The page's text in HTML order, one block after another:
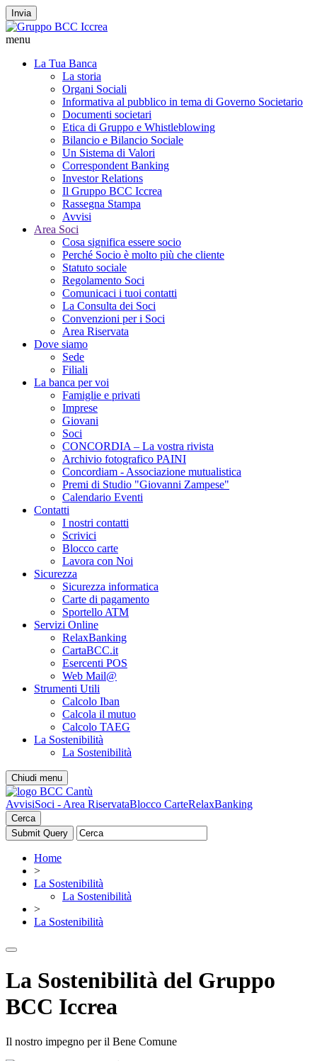
Invia
menu
La Tua Banca
La storia
Organi Sociali
Informativa al pubblico in tema di Governo Societario
Documenti societari
Etica di Gruppo e Whistleblowing
Bilancio e Bilancio Sociale
Un Sistema di Valori
Correspondent Banking
Investor Relations
Il Gruppo BCC Iccrea
Rassegna Stampa
Avvisi
Area Soci
Cosa significa essere socio
Perché Socio è molto più che cliente
Statuto sociale
Regolamento Soci
Comunicaci i tuoi contatti
La Consulta dei Soci
Convenzioni per i Soci
Area Riservata
Dove siamo
Sede
Filiali
La banca per voi
Famiglie e privati
Imprese
Giovani
Soci
CONCORDIA – La vostra rivista
Archivio fotografico PAINI
Concordiam - Associazione mutualistica
Premi di Studio "Giovanni Zampese"
Calendario Eventi
Contatti
I nostri contatti
Scrivici
Blocco carte
Lavora con Noi
Sicurezza
Sicurezza informatica
Carte di pagamento
Sportello ATM
Servizi Online
RelaxBanking
CartaBCC.it
Esercenti POS
Web Mail@
Strumenti Utili
Calcolo Iban
Calcola il mutuo
Calcolo TAEG
La Sostenibilità
La Sostenibilità
Chiudi menu
AvvisiSoci - Area RiservataBlocco CarteRelaxBanking
Cerca
Home
>
La Sostenibilità
La Sostenibilità
>
La Sostenibilità
La Sostenibilità del Gruppo
BCC Iccrea
Il nostro impegno per il Bene Comune